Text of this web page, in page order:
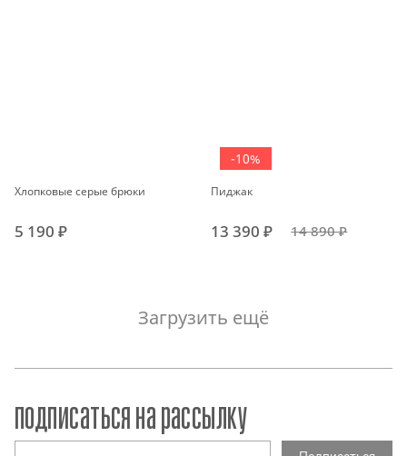
Хлопковые серые брюки
5 190 ₽
-10%
Пиджак
13 390 ₽ 14 890 ₽
Загрузить ещё
подписаться на рассылку